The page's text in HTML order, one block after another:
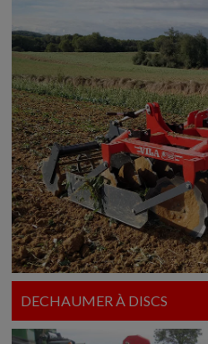
DECHAUMER À DISCS